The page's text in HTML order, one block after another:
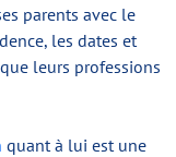
parents avec le
les dates et
leurs professions
quant à lui est une